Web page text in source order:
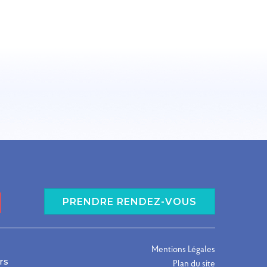
PRENDRE RENDEZ-VOUS
Mentions Légales
Plan du site